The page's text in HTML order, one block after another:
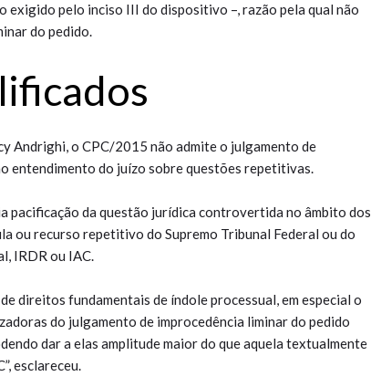
exigido pelo inciso III do dispositivo –, razão pela qual não
do pedido.
Andrighi, o CPC/2015 não admite o julgamento de
entendimento do juízo sobre questões repetitivas.
pacificação da questão jurídica controvertida no âmbito dos
ou recurso repetitivo do Supremo Tribunal Federal ou do
IRDR ou IAC.
direitos fundamentais de índole processual, em especial o
do julgamento de improcedência liminar do pedido
dar a elas amplitude maior do que aquela textualmente
esclareceu.